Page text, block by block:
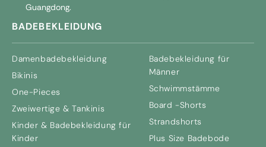
Guangdong.
BADEBEKLEIDUNG
Damenbadebekleidung
Bikinis
One-Pieces
Zweiwertige & Tankinis
Kinder & Badebekleidung für
Kinder
Badebekleidung für
Männer
Schwimmstämme
Board -Shorts
Strandshorts
Plus Size Badebode